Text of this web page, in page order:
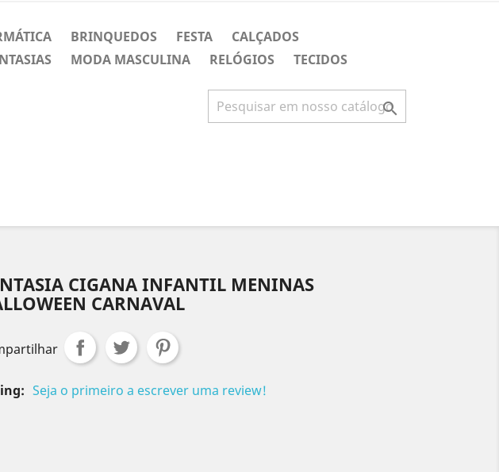
BRINQUEDOS FESTA
CALÇADOS
MODA MASCULINA RELÓGIOS TECIDOS

CIGANA INFANTIL MENINAS
CARNAVAL
Seja o primeiro a escrever uma review!